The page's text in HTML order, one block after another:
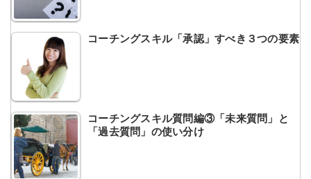
コーチングスキル「承認」すべき３つの要素
コーチングスキル質問編③「未来質問」と
「過去質問」の使い分け